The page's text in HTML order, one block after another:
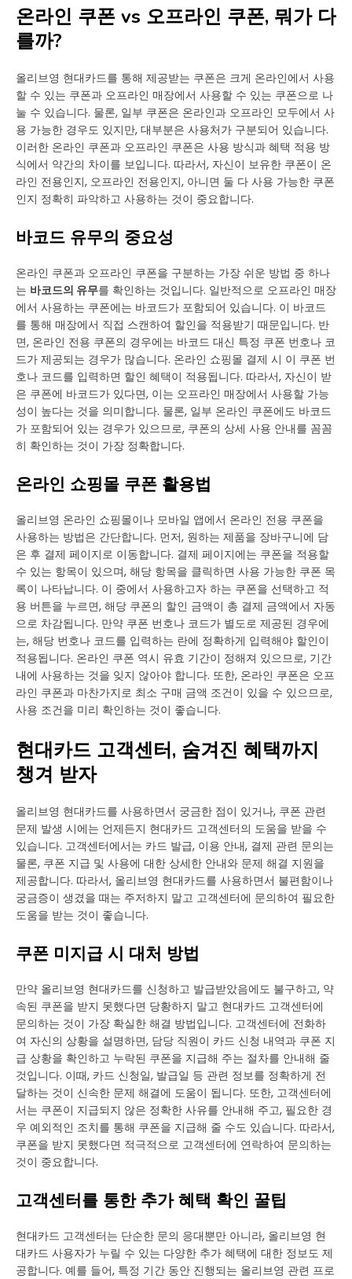
온라인 쿠폰 vs 오프라인 쿠폰, 뭐가 다
를까?
올리브영 현대카드를 통해 제공받는 쿠폰은 크게 온라인에서 사용
할 수 있는 쿠폰과 오프라인 매장에서 사용할 수 있는 쿠폰으로 나
눌 수 있습니다. 물론, 일부 쿠폰은 온라인과 오프라인 모두에서 사
용 가능한 경우도 있지만, 대부분은 사용처가 구분되어 있습니다.
이러한 온라인 쿠폰과 오프라인 쿠폰은 사용 방식과 혜택 적용 방
식에서 약간의 차이를 보입니다. 따라서, 자신이 보유한 쿠폰이 온
라인 전용인지, 오프라인 전용인지, 아니면 둘 다 사용 가능한 쿠폰
인지 정확히 파악하고 사용하는 것이 중요합니다.
바코드 유무의 중요성
온라인 쿠폰과 오프라인 쿠폰을 구분하는 가장 쉬운 방법 중 하나
는 바코드의 유무를 확인하는 것입니다. 일반적으로 오프라인 매장
에서 사용하는 쿠폰에는 바코드가 포함되어 있습니다. 이 바코드
를 통해 매장에서 직접 스캔하여 할인을 적용받기 때문입니다. 반
면, 온라인 전용 쿠폰의 경우에는 바코드 대신 특정 쿠폰 번호나 코
드가 제공되는 경우가 많습니다. 온라인 쇼핑몰 결제 시 이 쿠폰 번
호나 코드를 입력하면 할인 혜택이 적용됩니다. 따라서, 자신이 받
은 쿠폰에 바코드가 있다면, 이는 오프라인 매장에서 사용할 가능
성이 높다는 것을 의미합니다. 물론, 일부 온라인 쿠폰에도 바코드
가 포함되어 있는 경우가 있으므로, 쿠폰의 상세 사용 안내를 꼼꼼
히 확인하는 것이 가장 정확합니다.
온라인 쇼핑몰 쿠폰 활용법
올리브영 온라인 쇼핑몰이나 모바일 앱에서 온라인 전용 쿠폰을
사용하는 방법은 간단합니다. 먼저, 원하는 제품을 장바구니에 담
은 후 결제 페이지로 이동합니다. 결제 페이지에는 쿠폰을 적용할
수 있는 항목이 있으며, 해당 항목을 클릭하면 사용 가능한 쿠폰 목
록이 나타납니다. 이 중에서 사용하고자 하는 쿠폰을 선택하고 적
용 버튼을 누르면, 해당 쿠폰의 할인 금액이 총 결제 금액에서 자동
으로 차감됩니다. 만약 쿠폰 번호나 코드가 별도로 제공된 경우에
는, 해당 번호나 코드를 입력하는 란에 정확하게 입력해야 할인이
적용됩니다. 온라인 쿠폰 역시 유효 기간이 정해져 있으므로, 기간
내에 사용하는 것을 잊지 않아야 합니다. 또한, 온라인 쿠폰은 오프
라인 쿠폰과 마찬가지로 최소 구매 금액 조건이 있을 수 있으므로,
사용 조건을 미리 확인하는 것이 좋습니다.
현대카드 고객센터, 숨겨진 혜택까지
챙겨 받자
올리브영 현대카드를 사용하면서 궁금한 점이 있거나, 쿠폰 관련
문제 발생 시에는 언제든지 현대카드 고객센터의 도움을 받을 수
있습니다. 고객센터에서는 카드 발급, 이용 안내, 결제 관련 문의는
물론, 쿠폰 지급 및 사용에 대한 상세한 안내와 문제 해결 지원을
제공합니다. 따라서, 올리브영 현대카드를 사용하면서 불편함이나
궁금증이 생겼을 때는 주저하지 말고 고객센터에 문의하여 필요한
도움을 받는 것이 좋습니다.
쿠폰 미지급 시 대처 방법
만약 올리브영 현대카드를 신청하고 발급받았음에도 불구하고, 약
속된 쿠폰을 받지 못했다면 당황하지 말고 현대카드 고객센터에
문의하는 것이 가장 확실한 해결 방법입니다. 고객센터에 전화하
여 자신의 상황을 설명하면, 담당 직원이 카드 신청 내역과 쿠폰 지
급 상황을 확인하고 누락된 쿠폰을 지급해 주는 절차를 안내해 줄
것입니다. 이때, 카드 신청일, 발급일 등 관련 정보를 정확하게 전
달하는 것이 신속한 문제 해결에 도움이 됩니다. 또한, 고객센터에
서는 쿠폰이 지급되지 않은 정확한 사유를 안내해 주고, 필요한 경
우 예외적인 조치를 통해 쿠폰을 지급해 줄 수도 있습니다. 따라서,
쿠폰을 받지 못했다면 적극적으로 고객센터에 연락하여 문의하는
것이 중요합니다.
고객센터를 통한 추가 혜택 확인 꿀팁
현대카드 고객센터는 단순한 문의 응대뿐만 아니라, 올리브영 현
대카드 사용자가 누릴 수 있는 다양한 추가 혜택에 대한 정보도 제
공합니다. 예를 들어, 특정 기간 동안 진행되는 올리브영 관련 프로